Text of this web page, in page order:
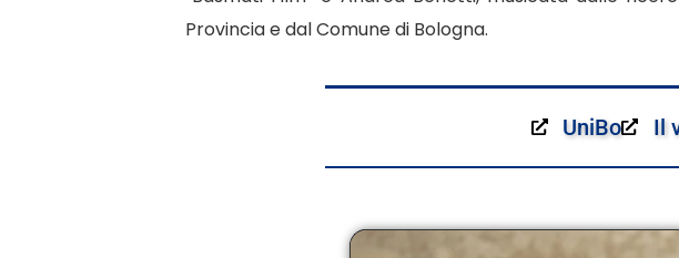
Provincia e dalComune di Bologna.
UniBo Il